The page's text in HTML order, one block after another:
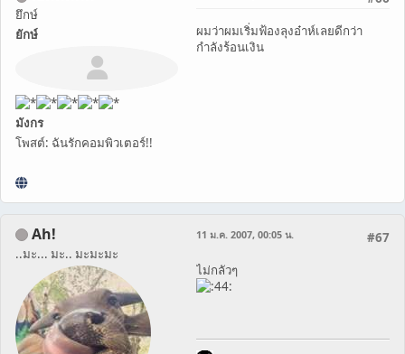
ยึกษ์
ยักษ์
มังกร
โพสต์: ฉันรักคอมพิวเตอร์!!
ผมว่าผมเริ่มฟ้องลุงอ๋าห์เลยดีกว่า
กำลังร้อนเงิน
Ah!
..มะ... มะ.. มะมะมะ
#67
11 ม.ค. 2007, 00:05 น.
ไม่กลัวๆ